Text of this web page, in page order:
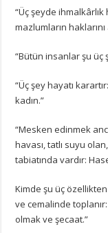
“Üç şeyde ihmalkârlık
mazlumların
“Bütün insanlar şu üç
“Üç şey hayatı
kadın.”
“Mesken edinmek
havası, tatlı suyu
tabiatında vardır:
Kimde şu üç
ve cemalinde
olmak ve şecaat.”